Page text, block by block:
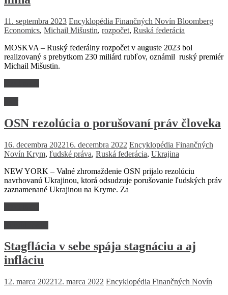
11. septembra 2023 Encyklopédia Finančných Novín Bloomberg
Economics, Michail Mišustin, rozpočet, Ruská federácia
MOSKVA – Ruský federálny rozpočet v auguste 2023 bol
realizovaný s prebytkom 230 miliárd rubľov, oznámil ruský premiér
Michail Mišustin.
OSN rezolúcia o porušovaní práv človeka
16. decembra 202216. decembra 2022 Encyklopédia Finančných
Novín Krym, ľudské práva, Ruská federácia, Ukrajina
NEW YORK – Valné zhromaždenie OSN prijalo rezolúciu
navrhovanú Ukrajinou, ktorá odsudzuje porušovanie ľudských práv
zaznamenané Ukrajinou na Kryme. Za
Stagflácia v sebe spája stagnáciu a aj
infláciu
12. marca 202212. marca 2022 Encyklopédia Finančných Novín